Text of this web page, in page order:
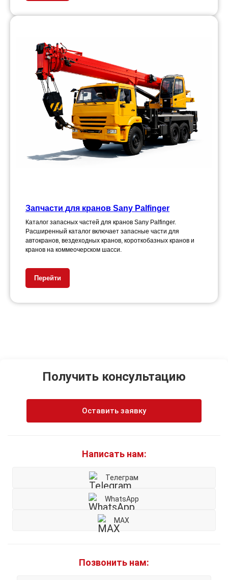
Запчасти для кранов Sany Palfinger
Каталог запасных частей для кранов Sany Palfinger.
Расширенный каталог включает запасные части для
автокранов, вездеходных кранов, короткобазных кранов и
кранов на коммеочерском шасси.
Перейти
Получить консультацию
Оставить заявку
Написать нам:
Телеграм
WhatsApp
MAX
Позвонить нам: